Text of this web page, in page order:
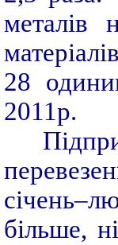
металів
28
2011р.
більше,